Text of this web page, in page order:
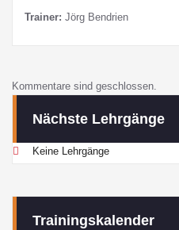
Trainer: Jörg Bendrien
Kommentare sind geschlossen.
Nächste Lehrgänge
Keine Lehrgänge
Trainingskalender